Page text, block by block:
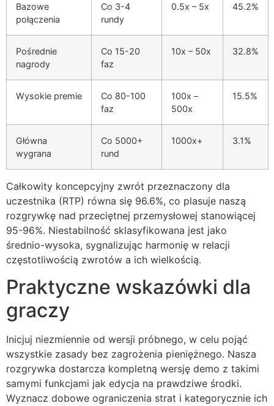
Bazowe
połączenia
Co 3-4
rundy
0.5x – 5x 45.2%
Pośrednie
nagrody
Co 15-20
faz
10x – 50x 32.8%
Wysokie premie
Co 80-100
faz
100x –
500x
15.5%
Główna
wygrana
Co 5000+
rund
1000x+ 3.1%
Całkowity koncepcyjny zwrót przeznaczony dla
uczestnika (RTP) równa się 96.6%, co plasuje naszą
rozgrywkę nad przeciętnej przemysłowej stanowiącej
95-96%. Niestabilność sklasyfikowana jest jako
średnio-wysoka, sygnalizując harmonię w relacji
częstotliwością zwrotów a ich wielkością.
Praktyczne wskazówki dla
graczy
Inicjuj niezmiennie od wersji próbnego, w celu pojąć
wszystkie zasady bez zagrożenia pieniężnego. Nasza
rozgrywka dostarcza kompletną wersję demo z takimi
samymi funkcjami jak edycja na prawdziwe środki.
Wyznacz dobowe ograniczenia strat i kategorycznie ich